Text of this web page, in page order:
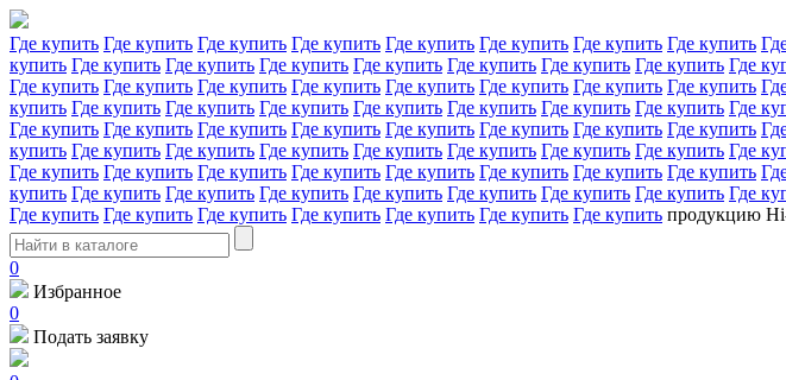
Где купить Где купить Где купить Где купить Где купить Где купить Где купить Где купить
купить Где купить Где купить Где купить Где купить Где купить Где купить Где купить Где
Где купить Где купить Где купить Где купить Где купить Где купить Где купить Где купить
купить Где купить Где купить Где купить Где купить Где купить Где купить Где купить Где
Где купить Где купить Где купить Где купить Где купить Где купить Где купить Где купить
купить Где купить Где купить Где купить Где купить Где купить Где купить Где купить Где
Где купить Где купить Где купить Где купить Где купить Где купить Где купить Где купить
купить Где купить Где купить Где купить Где купить Где купить Где купить Где купить Где
Где купить Где купить Где купить Где купить Где купить Где купить Где купить продукцию
0
Избранное
0
Подать заявку